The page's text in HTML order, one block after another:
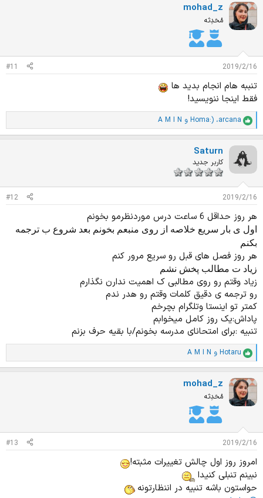
ی
ز
:
mohad_z
مُحَدِثه
2019/2/16
#11
تنببه هام انجام بدید ها
فقط اینجا ننویسید!
ا
م
ا
ز
ت
arcana، Homa:) و A M I N
Saturn
کاربر جدید
2019/2/16
#12
هر روز حداقل 6 ساعت درس موردنظرمو بخونم
اول ی بار سریع خلاصه از روی منبعم بخونم بعد شروع ب ترجمه
بکنم
هر روز فصل های قبل رو سریع مرور کنم
زیاد ت مطالب پخش نشم
زیاد وقتم رو روی مطالبی ک اهمیت ندارن نگذارم
رو ترجمه ی دقیق کلمات وقتم رو هدر ندم
کمتر تو اینستا وتلگرام بچرخم
پاداش:یک روز کامل میخوابم
تنبیه :برای امتحانای مدرسه بخونم/با بقیه حرف بزنم
ا
م
ی
ز
:
Hotaru و A M I N
mohad_z
مُحَدِثه
2019/2/16
#13
امروز روز اول چالش تغییرات مثبته!
نبینم تنبلی کنیدا
حواستون باشه تنبیه در اننظارتونه